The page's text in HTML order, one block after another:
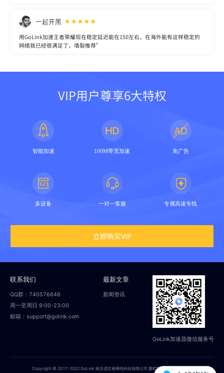
一起开黑
用GoLink加速王者荣耀现在稳定延迟能在150左右，在海外能有这样稳定的
网络我已经很满足了，墙裂推荐”
VIP用户尊享6大特权
智能加速 100M带宽加速 免广告
多设备 一对一客服 专属高速专线
立即购买VIP
联系我们
QQ群：740576646
周一至周日 9:00-23:00
邮箱：support@golink.com
最新文章
新闻资讯
GoLink加速器微信服务号
Copyright © 2017-2022 GoLink 南京偲言睿网络科技有限公司苏ICP备18014251号-2